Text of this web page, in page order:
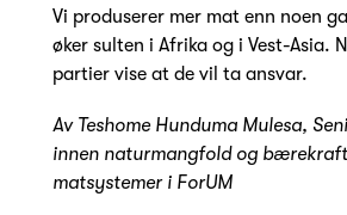
Vi produserer mer mat enn noen
øker sulten i Afrika og i Vest-Asia.
partier vise at de vil ta ansvar.
Av Teshome Hunduma Mulesa,
innen naturmangfold og
matsystemer i ForUM